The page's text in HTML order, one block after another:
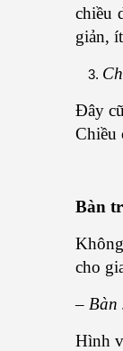
chiều
giản,
Đây
Chiều
Bàn
cho
– Bàn
Hình